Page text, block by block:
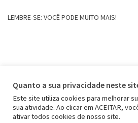
LEMBRE-SE: VOCÊ PODE MUITO MAIS!
Quanto a sua privacidade neste
Este site utiliza cookies para melhorar
sua atividade. Ao clicar em ACEITAR,
ativar todos cookies de nosso site.